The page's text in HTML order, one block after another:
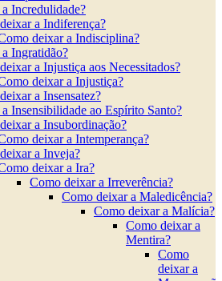
Incredulidade?
a Indiferença?
deixar a Indisciplina?
Ingratidão?
a Injustiça aos Necessitados?
deixar a Injustiça?
a Insensatez?
Insensibilidade ao Espírito Santo?
a Insubordinação?
deixar a Intemperança?
a Inveja?
deixar a Ira?
Como deixar a Irreverência?
Como deixar a Maledicência?
Como deixar a Malícia?
Como deixar a
Mentira?
Como
deixar a